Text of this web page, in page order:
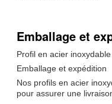
Emballage et
Profil en acier inoxydable
Emballage et expédition
Nos profils en acier
pour assurer une